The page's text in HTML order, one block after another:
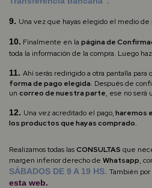
9. Una vez que hayas elegido el medio de
10. Finalmente en la página de
toda la información de la compra. Luego
11. Ahí serás redirigido a otra pantalla para
forma de pago elegida. Después de
un correo de nuestra parte, ese no será
12. Una vez acreditado el pago,haremos
los productos que hayas comprado.
Realizamos todas lasCONSULTAS que
margen inferior derecho de Whatsapp,
SÁBADOS DE 9 A 19 HS. También por
esta web.